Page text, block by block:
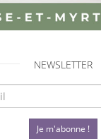
NEWSLETTER
Je m'abonne !